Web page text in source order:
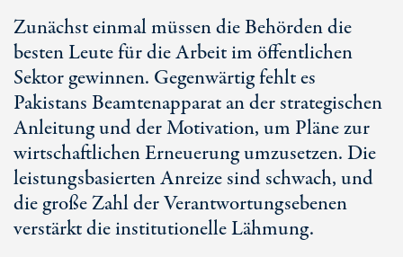
Zunächst einmal müssen die Behörden die
besten Leute für die Arbeit im öffentlichen
Sektor gewinnen. Gegenwärtig fehlt es
Pakistans Beamtenapparat an der strategischen
Anleitung und der Motivation, um Pläne zur
wirtschaftlichen Erneuerung umzusetzen. Die
leistungsbasierten Anreize sind schwach, und
die große Zahl der Verantwortungsebenen
verstärkt die institutionelle Lähmung.